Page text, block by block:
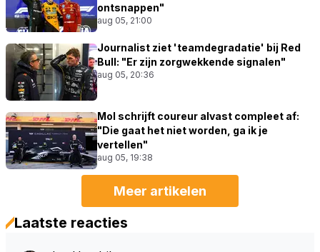
ontsnappen"
aug 05, 21:00
Journalist ziet 'teamdegradatie' bij Red
Bull: "Er zijn zorgwekkende signalen"
aug 05, 20:36
Mol schrijft coureur alvast compleet af:
"Die gaat het niet worden, ga ik je
vertellen"
aug 05, 19:38
Meer artikelen
Laatste reacties